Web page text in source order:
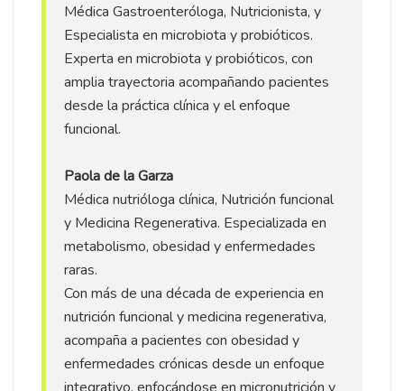
Médica Gastroenteróloga, Nutricionista, y
Especialista en microbiota y probióticos.
Experta en microbiota y probióticos, con
amplia trayectoria acompañando pacientes
desde la práctica clínica y el enfoque
funcional.
Paola de la Garza
Médica nutrióloga clínica, Nutrición funcional
y Medicina Regenerativa. Especializada en
metabolismo, obesidad y enfermedades
raras.
Con más de una década de experiencia en
nutrición funcional y medicina regenerativa,
acompaña a pacientes con obesidad y
enfermedades crónicas desde un enfoque
integrativo, enfocándose en micronutrición y